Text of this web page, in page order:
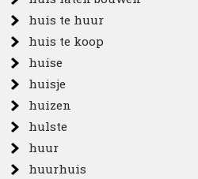
huis te huur
huis te koop
huise
huisje
huizen
hulste
huur
huurhuis